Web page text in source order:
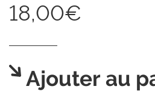
18,00€
Ajouter au